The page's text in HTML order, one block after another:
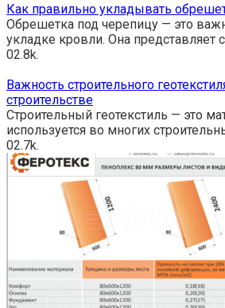
Как правильно укладывать
Обрешетка под черепицу — это
укладке кровли. Она представляет
02.8k.
Важность строительного
строительстве
Строительный геотекстиль — это
используется во многих
02.7k.